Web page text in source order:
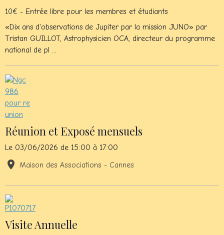
10€ - Entrée libre pour les membres et étudiants
«Dix ans d'observations de Jupiter par la mission JUNO» par
Tristan GUILLOT, Astrophysicien OCA, directeur du programme
national de pl ...
Réunion et Exposé mensuels
Le 03/06/2026 de 15:00 à 17:00
Maison des Associations - Cannes
Visite Annuelle